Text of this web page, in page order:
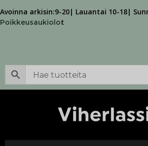
Avoinna arkisin:9-20| Lauantai 10-18|
Poikkeusaukiolot